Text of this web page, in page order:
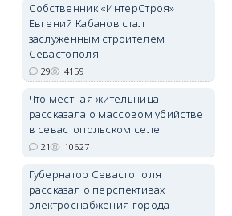
Собственник «ИнтерСтроя»
Евгений Кабанов стал
заслуженным строителем
Севастополя
29 4159
Что местная жительница
рассказала о массовом убийстве
в севастопольском селе
21 10627
Губернатор Севастополя
рассказал о перспективах
электроснабжения города